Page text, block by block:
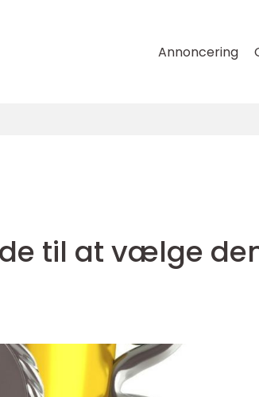
Annoncering
til at vælge